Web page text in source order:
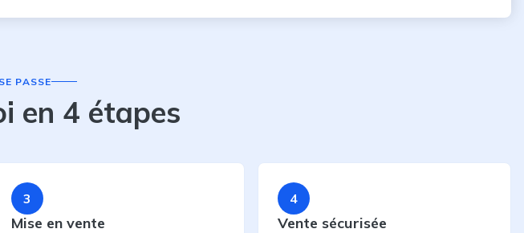
PASSE
en 4 étapes
3
Mise en vente
4
Vente sécurisée